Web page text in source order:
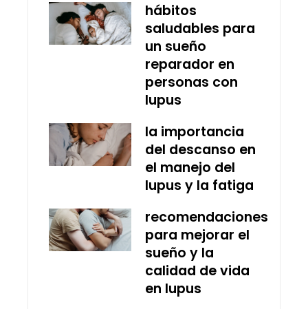
hábitos
saludables para
un sueño
reparador en
personas con
lupus
la importancia
del descanso en
el manejo del
lupus y la fatiga
recomendaciones
para mejorar el
sueño y la
calidad de vida
en lupus